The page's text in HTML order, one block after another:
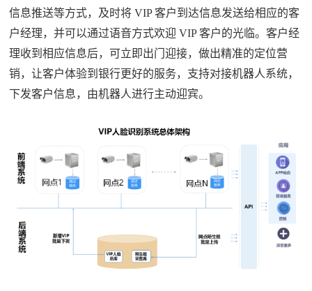
信息推送等方式，及时将 VIP 客户到达信息发送给相应的客
户经理，并可以通过语音方式欢迎 VIP 客户的光临。客户经
理收到相应信息后，可立即出门迎接，做出精准的定位营
销，让客户体验到银行更好的服务，支持对接机器人系统，
下发客户信息，由机器人进行主动迎宾。